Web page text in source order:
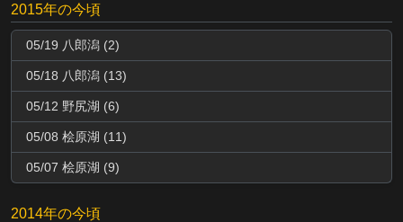
2015年の今頃
05/19 八郎潟 (2)
05/18 八郎潟 (13)
05/12 野尻湖 (6)
05/08 桧原湖 (11)
05/07 桧原湖 (9)
2014年の今頃